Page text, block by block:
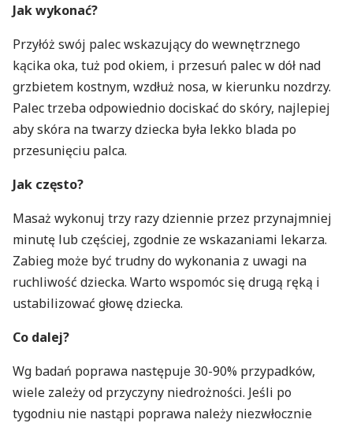
Jak wykonać?
Przyłóż swój palec wskazujący do wewnętrznego
kącika oka, tuż pod okiem, i przesuń palec w dół nad
grzbietem kostnym, wzdłuż nosa, w kierunku nozdrzy.
Palec trzeba odpowiednio dociskać do skóry, najlepiej
aby skóra na twarzy dziecka była lekko blada po
przesunięciu palca.
Jak często?
Masaż wykonuj trzy razy dziennie przez przynajmniej
minutę lub częściej, zgodnie ze wskazaniami lekarza.
Zabieg może być trudny do wykonania z uwagi na
ruchliwość dziecka. Warto wspomóc się drugą ręką i
ustabilizować głowę dziecka.
Co dalej?
Wg badań poprawa następuje 30-90% przypadków,
wiele zależy od przyczyny niedrożności. Jeśli po
tygodniu nie nastąpi poprawa należy niezwłocznie